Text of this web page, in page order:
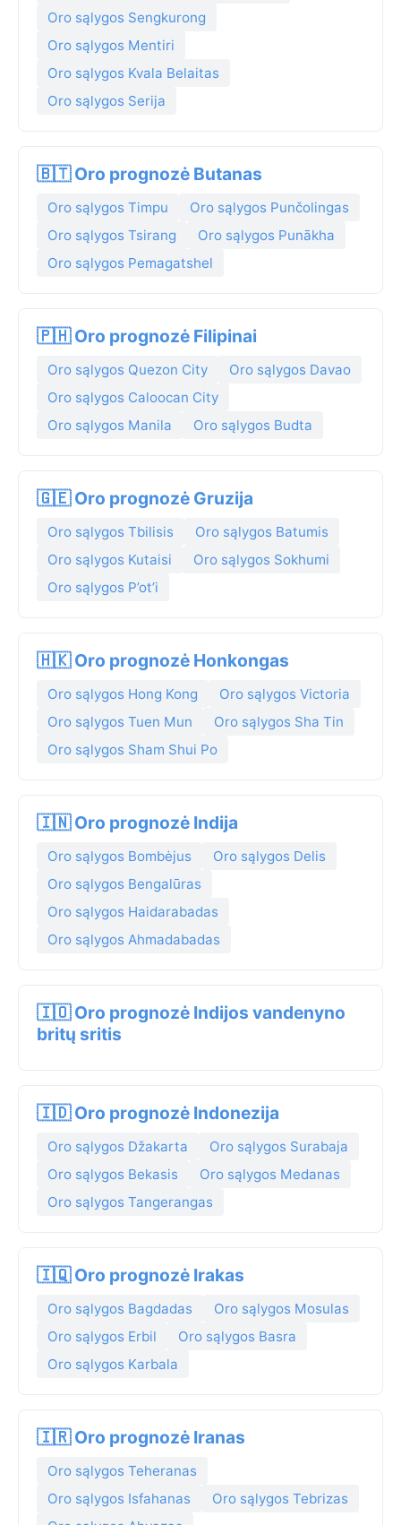
Oro sąlygos Sengkurong
Oro sąlygos Mentiri
Oro sąlygos Kvala Belaitas
Oro sąlygos Serija
🇧🇹 Oro prognozė Butanas
Oro sąlygos Timpu
Oro sąlygos Punčolingas
Oro sąlygos Tsirang
Oro sąlygos Punākha
Oro sąlygos Pemagatshel
🇵🇭 Oro prognozė Filipinai
Oro sąlygos Quezon City
Oro sąlygos Davao
Oro sąlygos Caloocan City
Oro sąlygos Manila
Oro sąlygos Budta
🇬🇪 Oro prognozė Gruzija
Oro sąlygos Tbilisis
Oro sąlygos Batumis
Oro sąlygos Kutaisi
Oro sąlygos Sokhumi
Oro sąlygos P’ot’i
🇭🇰 Oro prognozė Honkongas
Oro sąlygos Hong Kong
Oro sąlygos Victoria
Oro sąlygos Tuen Mun
Oro sąlygos Sha Tin
Oro sąlygos Sham Shui Po
🇮🇳 Oro prognozė Indija
Oro sąlygos Bombėjus
Oro sąlygos Delis
Oro sąlygos Bengalūras
Oro sąlygos Haidarabadas
Oro sąlygos Ahmadabadas
🇮🇴 Oro prognozė Indijos vandenyno
britų sritis
🇮🇩 Oro prognozė Indonezija
Oro sąlygos Džakarta
Oro sąlygos Surabaja
Oro sąlygos Bekasis
Oro sąlygos Medanas
Oro sąlygos Tangerangas
🇮🇶 Oro prognozė Irakas
Oro sąlygos Bagdadas
Oro sąlygos Mosulas
Oro sąlygos Erbil
Oro sąlygos Basra
Oro sąlygos Karbala
🇮🇷 Oro prognozė Iranas
Oro sąlygos Teheranas
Oro sąlygos Isfahanas
Oro sąlygos Tebrizas